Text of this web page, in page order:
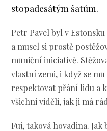
stopadesátým šatům.
Petr Pavel byl v
a musel si prostě
muniční iniciativě.
vlastní zemi, i když se
respektovat přání lidu a
všichni viděli, jak ji má
Fuj, taková hovadina.